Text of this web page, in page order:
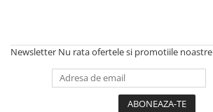
Newsletter Nu rata ofertele si promotiile noastre